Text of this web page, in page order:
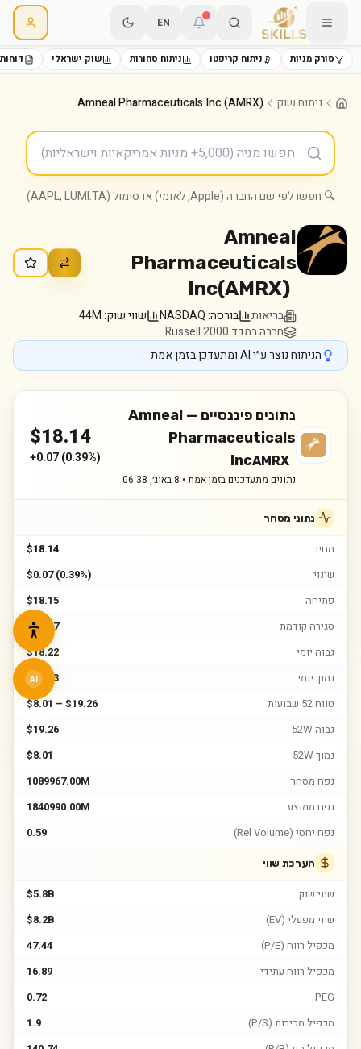
EN
סורק מניות ניתוח קריפטו ניתוח סחורות שוק ישראלי
ניתוח שוק Amneal Pharmaceuticals Inc (AMRX)
🔍 חפשו לפי שם החברה (Apple, לאומי) או סימול (AAPL, LUMI.TA)
Amneal
Pharmaceuticals
Inc(AMRX)
בריאות בורסה:NASDAQ שווי שוק:44M
חברה במדד Russell 2000
הניתוח נוצר ע״י AI ומתעדכן בזמן אמת
נתונים פיננסיים — Amneal
Pharmaceuticals
IncAMRX
נתונים מתעדכנים בזמן אמת • 8 באוג׳, 06:38
$18.14
+0.07(0.39%)
נתוני מסחר
מחיר
$18.14
שינוי
$0.07 (0.39%)
פתיחה
$18.15
סגירה קודמת
$18.07
גבוה יומי
$18.22
נמוך יומי
$17.93
טווח 52 שבועות
$8.01 – $19.26
גבוה 52W
$19.26
נמוך 52W
$8.01
נפח מסחר
1089967.00M
נפח ממוצע
1840990.00M
נפח יחסי (Rel Volume)
0.59
הערכת שווי
שווי שוק
$5.8B
שווי מפעלי (EV)
$8.2B
מכפיל רווח (P/E)
47.44
מכפיל רווח עתידי
16.89
PEG
0.72
מכפיל מכירות (P/S)
1.9
AI